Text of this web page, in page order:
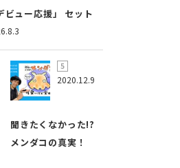
ビュー応援」 セット
2020.12.9
聞きたくなかった!?
メンダコの真実！